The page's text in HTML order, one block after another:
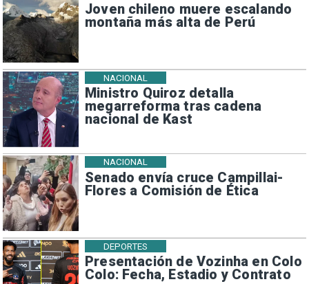
Joven chileno muere escalando
montaña más alta de Perú
Ministro Quiroz detalla
megarreforma tras cadena
nacional de Kast
NACIONAL
Senado envía cruce Campillai-
Flores a Comisión de Ética
NACIONAL
Presentación de Vozinha en Colo
Colo: Fecha, Estadio y Contrato
DEPORTES